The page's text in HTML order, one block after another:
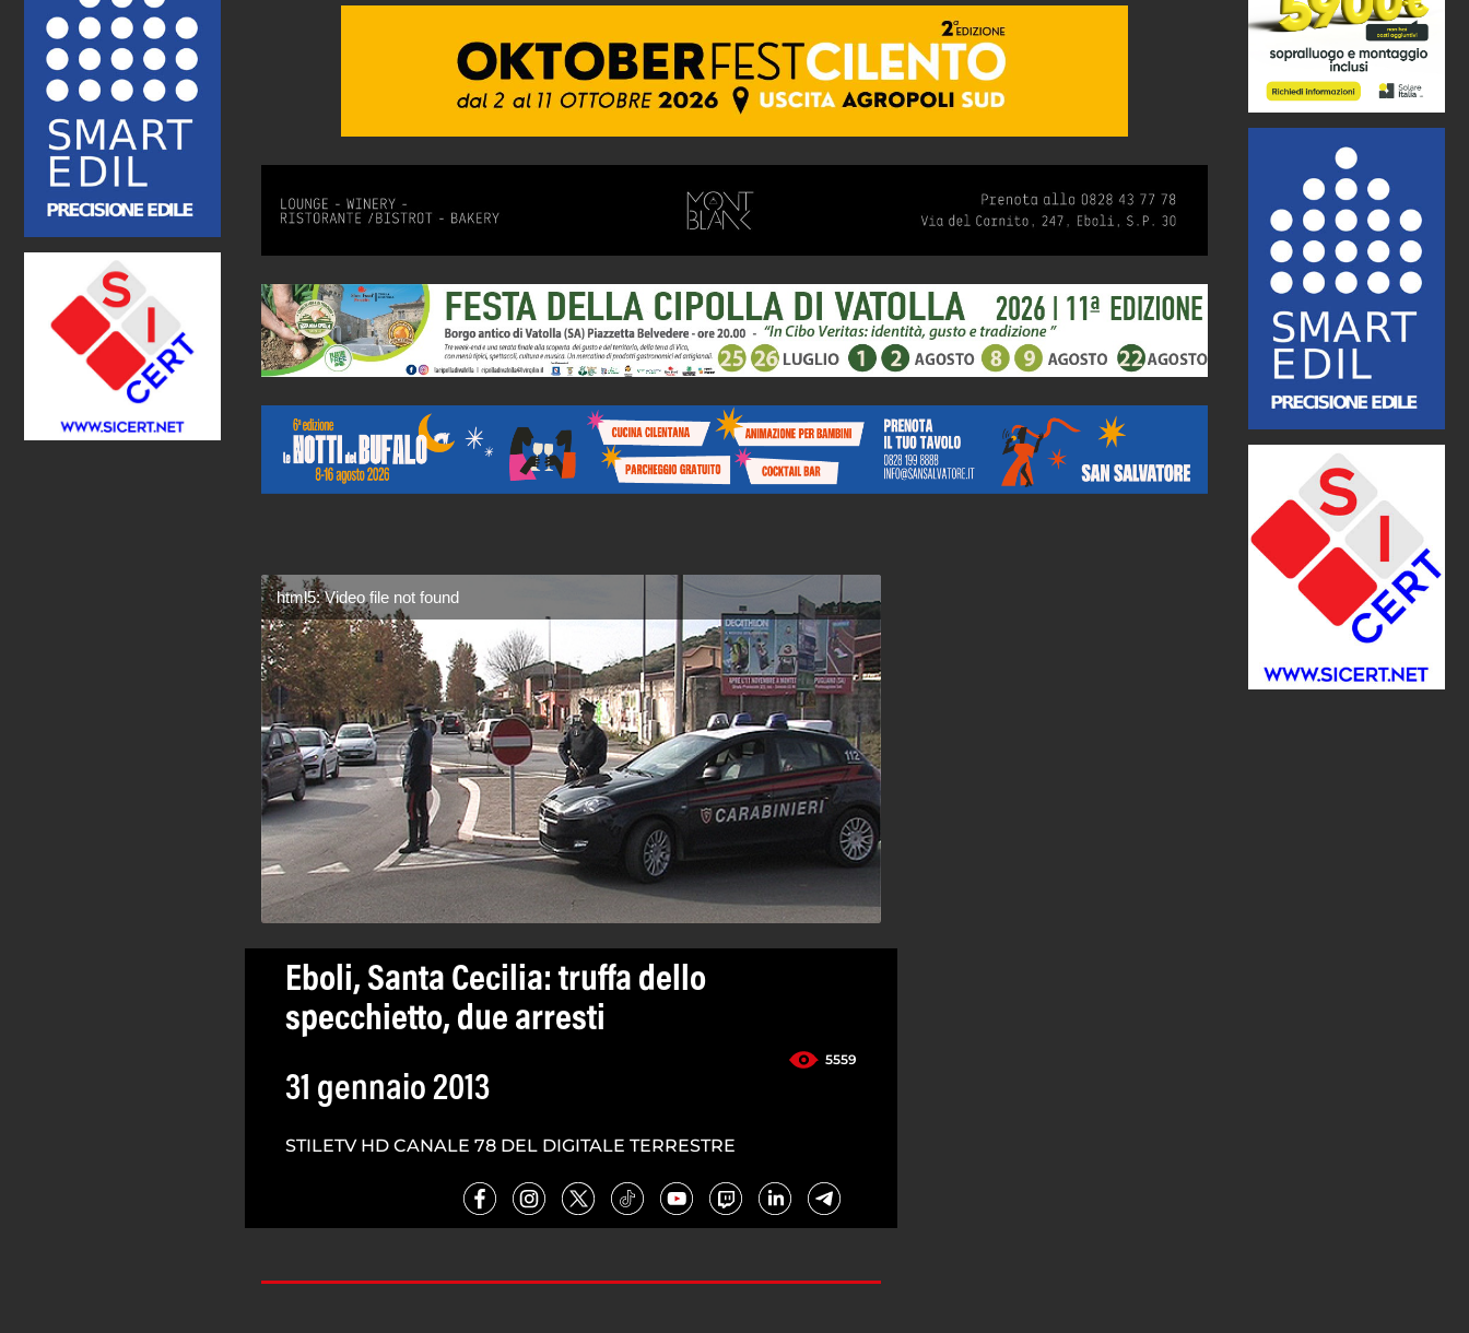
html5: Video file not found
Eboli, Santa Cecilia: truffa dello
specchietto, due arresti
5559
31 gennaio 2013
STILETV HD CANALE 78 DEL DIGITALE TERRESTRE